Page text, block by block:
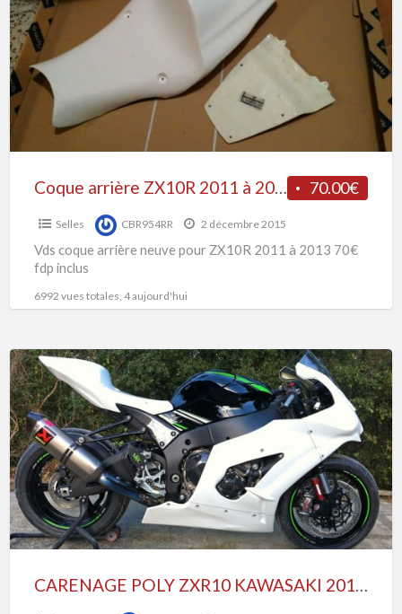
ZX10R
2011
à
2013
70.00€
Coque arrière ZX10R 2011 à 2013
Selles CBR954RR 2 décembre 2015
Vds coque arrière neuve pour ZX10R 2011 à 2013 70€
fdp inclus
6992 vues totales, 4 aujourd'hui
CARENAGE
POLY
ZXR10
KAWASAKI
2016
SUPERBIKE
CARENAGE POLY ZXR10 KAWASAKI 2016 SUPERBIKE